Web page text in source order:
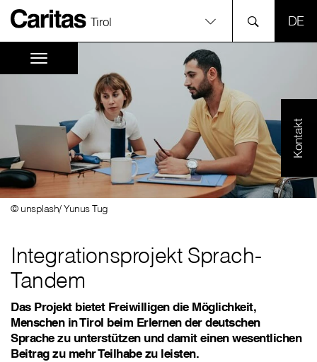
Tirol
Kontakt
© unsplash/ Yunus Tug
Integrationsprojekt Sprach-
Tandem
Das Projekt bietet Freiwilligen die Möglichkeit,
Menschen in Tirol beim Erlernen der deutschen
Sprache zu unterstützen und damit einen wesentlichen
Beitrag zu mehr Teilhabe zu leisten.